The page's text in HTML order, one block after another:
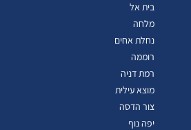
בית אל
מלחה
נחלת אחים
רוממה
רמת דניה
מוצא עילית
צור הדסה
יפה נוף